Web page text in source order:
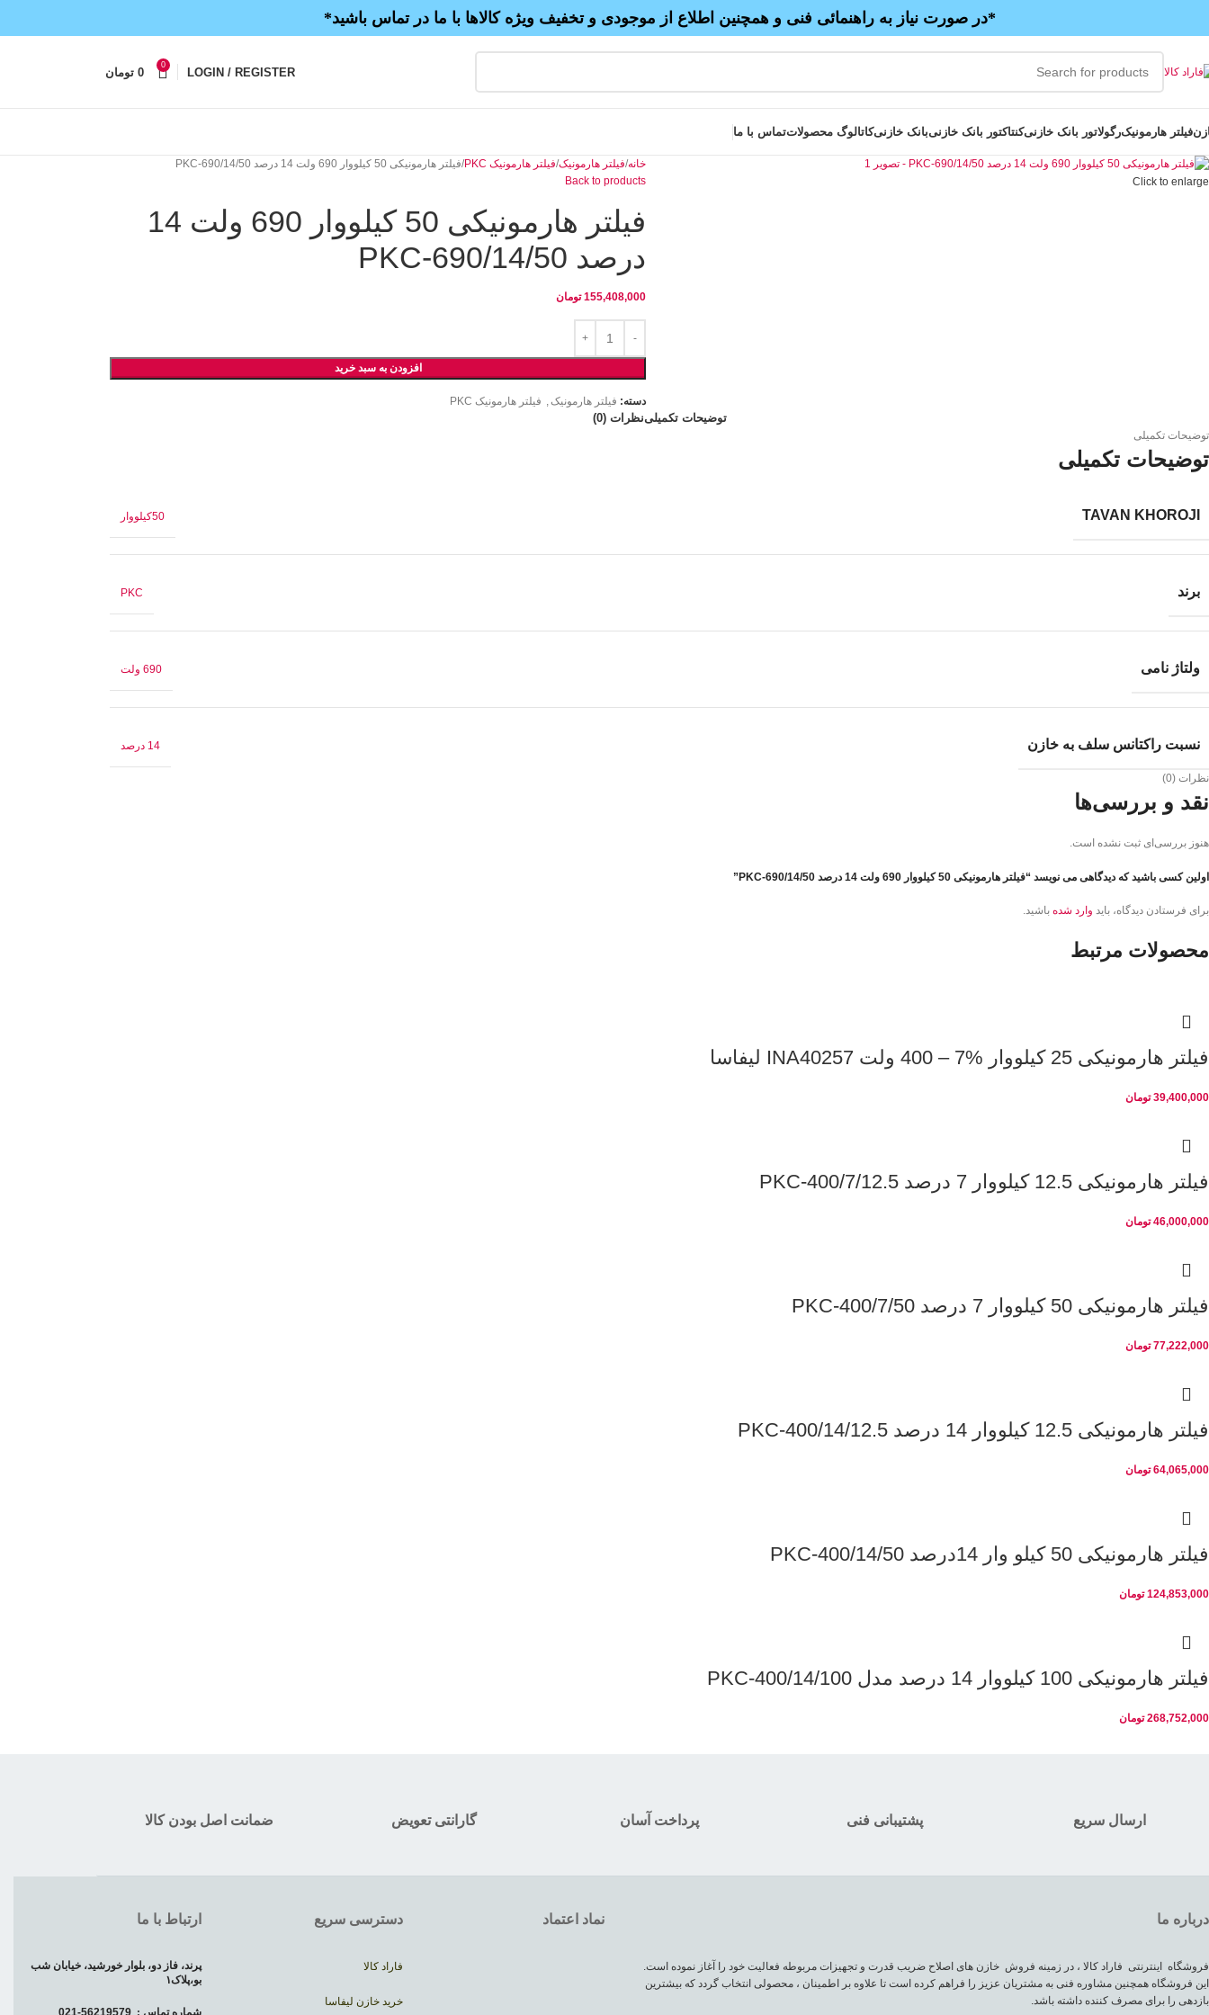
*در صورت نیاز به راهنمائی فنی و همچنین اطلاع از موجودی و تخفیف ویژه کالاها با ما در تماس باشید*
LOGIN / REGISTER
0
0 تومان
فیلتر هارمونیکرگولاتور بانک خازنیکنتاکتور بانک خازنیبانک خازنیکاتالوگ محصولاتتماس با ما
Click to enlarge
خانه فیلتر هارمونیک فیلتر هارمونیک PKC
فیلتر هارمونیکی 50 کیلووار 690 ولت 14 درصد PKC-690/14/50
Back to products
فیلتر هارمونیکی 50 کیلووار 690 ولت 14
درصد PKC-690/14/50
155,408,000 تومان
افزودن به سبد خرید
دسته: فیلتر هارمونیک , فیلتر هارمونیک PKC
توضیحات تکمیلینظرات (0)
توضیحات تکمیلی
توضیحات تکمیلی
TAVAN KHOROJI 50کیلووار
برند PKC
ولتاژ نامی 690 ولت
نسبت راکتانس سلف به خازن 14 درصد
نظرات (0)
نقد و بررسی‌ها
هنوز بررسی‌ای ثبت نشده است.
اولین کسی باشید که دیدگاهی می نویسد “فیلتر هارمونیکی 50 کیلووار 690 ولت 14 درصد PKC-690/14/50”
برای فرستادن دیدگاه، باید وارد شده باشید.
محصولات مرتبط
فیلتر هارمونیکی 25 کیلووار %7 – 400 ولت INA40257 لیفاسا
39,400,000 تومان
فیلتر هارمونیکی 12.5 کیلووار 7 درصد PKC-400/7/12.5
46,000,000 تومان
فیلتر هارمونیکی 50 کیلووار 7 درصد PKC-400/7/50
77,222,000 تومان
فیلتر هارمونیکی 12.5 کیلووار 14 درصد PKC-400/14/12.5
64,065,000 تومان
فیلتر هارمونیکی 50 کیلو وار 14درصد PKC-400/14/50
124,853,000 تومان
فیلتر هارمونیکی 100 کیلووار 14 درصد مدل PKC-400/14/100
268,752,000 تومان
ضمانت اصل بودن کالا گارانتی تعویض پرداخت آسان پشتیبانی فنی ارسال سریع
درباره ما
فروشگاه اینترنتی فاراد کالا ، در زمینه فروش خازن های اصلاح ضریب قدرت و تجهیزات مربوطه فعالیت خود را آغاز نموده است.
این فروشگاه همچنین مشاوره فنی به مشتریان عزیز را فراهم کرده است تا علاوه بر اطمینان ، محصولی انتخاب گردد که بیشترین
بازدهی را برای مصرف کننده داشته باشد.
نماد اعتماد دسترسی سریع
فاراد کالا
خرید خازن لیفاسا
ارتباط با ما
پرند، فاز دو، بلوار خورشید، خیابان شب
بو،پلاک۱
شماره تماس : 56219579-021